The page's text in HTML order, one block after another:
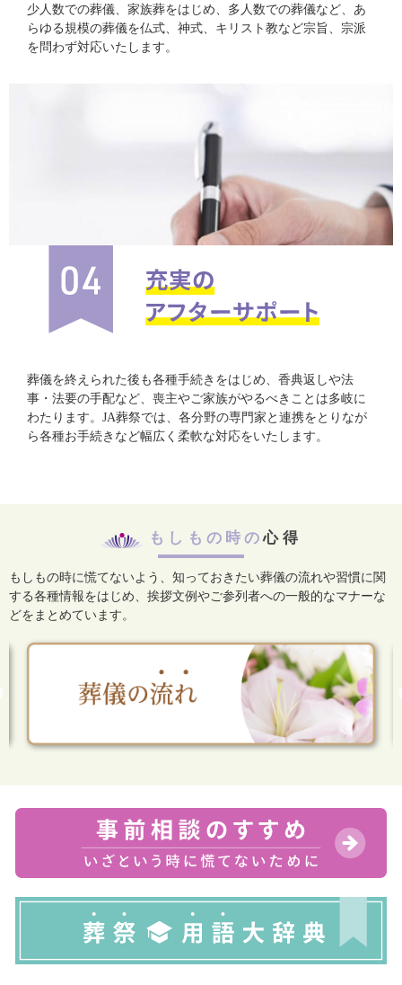
少人数での葬儀、家族葬をはじめ、多人数での葬儀など、あ
らゆる規模の葬儀を仏式、神式、キリスト教など宗旨、宗派
を問わず対応いたします。
葬儀を終えられた後も各種手続きをはじめ、香典返しや法
事・法要の手配など、喪主やご家族がやるべきことは多岐に
わたります。JA葬祭では、各分野の専門家と連携をとりなが
ら各種お手続きなど幅広く柔軟な対応をいたします。
もしもの時の心得
もしもの時に慌てないよう、知っておきたい葬儀の流れや習慣に関
する各種情報をはじめ、 挨拶文例やご参列者への一般的なマナーな
どをまとめています。